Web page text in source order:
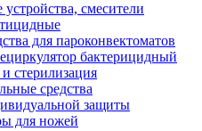
смесители
для пароконвектоматов
бактерицидный
стерилизация
средства
защиты
для ножей